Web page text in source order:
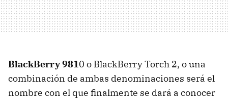
BlackBerry 9810 o BlackBerry Torch 2, o una
combinación de ambas denominaciones será el
nombre con el que finalmente se dará a conocer